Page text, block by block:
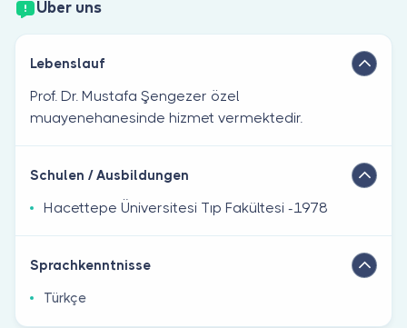
Über uns
Lebenslauf
Prof. Dr. Mustafa Şengezer özel
muayenehanesinde hizmet vermektedir.
Schulen / Ausbildungen
Hacettepe Üniversitesi Tıp Fakültesi -1978
Sprachkenntnisse
Türkçe